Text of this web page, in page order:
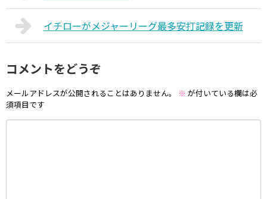
イチローがメジャーリーグ最多安打記録を更新
コメントをどうぞ
メールアドレスが公開されることはありません。 ※ が付いている欄は必
須項目です